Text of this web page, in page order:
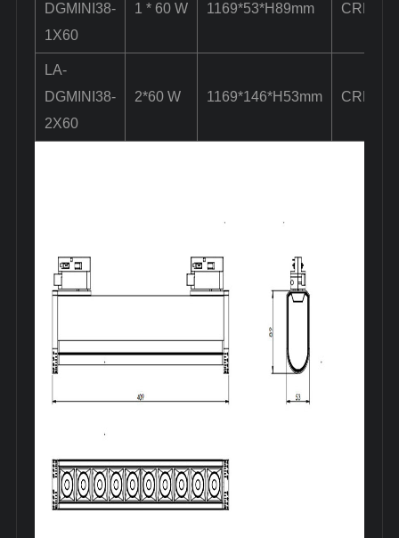
DGMINI38-
1X60
1 * 60 W 1169*53*H89mm CREE/
LA-
DGMINI38-
2X60
2*60 W 1169*146*H53mm CREE/